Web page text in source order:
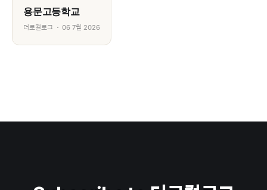
용문고등학교
더로컬로그 06 7월 2026